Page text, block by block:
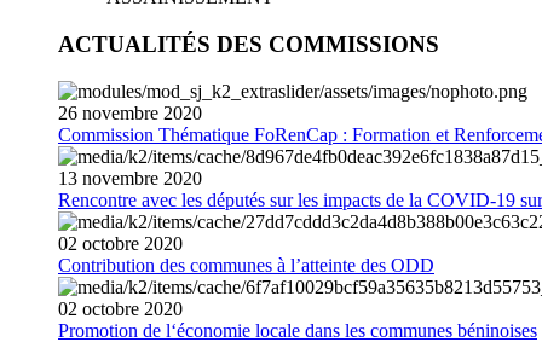
ACTUALITÉS DES COMMISSIONS
26 novembre 2020
Commission Thématique FoRenCap : Formation et
13 novembre 2020
Rencontre avec les députés sur les impacts de la COVID-19
02 octobre 2020
Contribution des communes à l’atteinte des ODD
02 octobre 2020
Promotion de l‘économie locale dans les communes béninoises